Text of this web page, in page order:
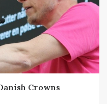
Crowns